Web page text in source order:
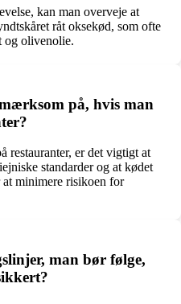
kan man overveje at
råt oksekød, som ofte
og olivenolie.
på, hvis man
restauranter, er det vigtigt at
standarder og at kødet
minimere risikoen for
man bør følge,